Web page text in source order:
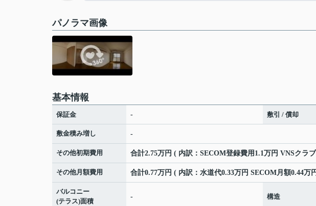
パノラマ画像
基本情報
保証金 - 敷引 / 償却
敷金積み増し -
その他初期費用 合計2.75万円 ( 内訳：SECOM登録費用1.1万円 VNSクラ
その他月額費用 合計0.77万円 ( 内訳：水道代0.33万円 SECOM月額0.44万
バルコニー
(テラス)面積
- 構造